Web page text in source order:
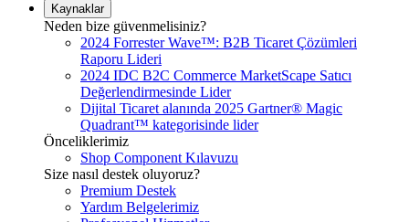
Kaynaklar
Neden bize güvenmelisiniz?
2024 Forrester Wave™: B2B Ticaret Çözümleri
Raporu Lideri
2024 IDC B2C Commerce MarketScape Satıcı
Değerlendirmesinde Lider
Dijital Ticaret alanında 2025 Gartner® Magic
Quadrant™ kategorisinde lider
Önceliklerimiz
Shop Component Kılavuzu
Size nasıl destek oluyoruz?
Premium Destek
Yardım Belgelerimiz